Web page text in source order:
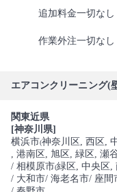
追加料金一切なし
作業外注一切なし
エアコンクリーニング(
関東近県
[神奈川県]
横浜市(神奈川区 , 西区 ,
, 港南区 , 旭区 , 緑区 , 瀬
/ 相模原市(緑区 , 中央区 ,
/ 大和市/ 海老名市/ 座間